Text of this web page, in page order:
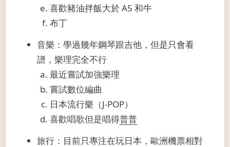
喜歡豬油拌飯大於 A5 和牛
布丁
音樂：學過幾年鋼琴跟吉他，但是只會看
譜，樂理完全不行
最近嘗試加強樂理
嘗試數位編曲
日本流行樂（J-POP）
喜歡唱歌但是唱得普普
旅行：目前只專注在玩日本，歐洲機票相對